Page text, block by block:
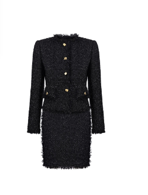
ДИВИТИСЯ ВСЕ
КОСТЮМ
КОСТЮМ ЗІ СПІДНИЦЕЮ
ОДЯГ
КОЛІР
ЧОРНИЙ
РОЗМІР
36
БРЕНД
СОРТУВАТИ ЗА ЦІНОЮ:
СОРТУВАТИ ЗА ЦІНОЮ: